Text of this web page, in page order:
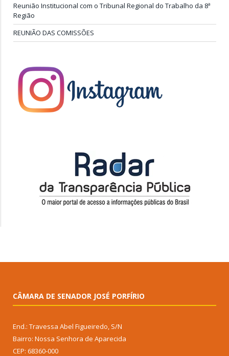
Reunião Institucional com o Tribunal Regional do Trabalho da 8ª
Região
REUNIÃO DAS COMISSÕES
CÂMARA DE SENADOR JOSÉ PORFÍRIO
End.: Travessa Abel Figueiredo, S/N
Bairro: Nossa Senhora de Aparecida
CEP: 68360-000